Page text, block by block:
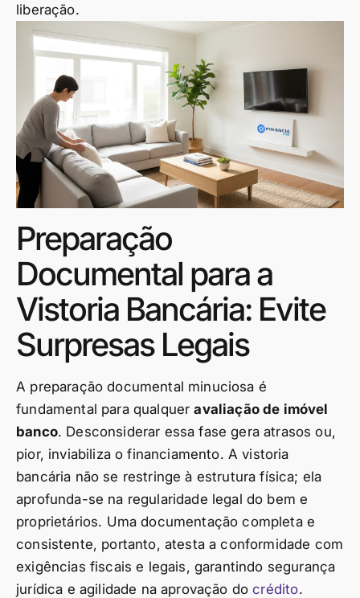
liberação.
Preparação
Documental para a
Vistoria Bancária: Evite
Surpresas Legais
A preparação documental minuciosa é
fundamental para qualqueravaliação de imóvel
banco. Desconsiderar essa fase gera atrasos ou,
pior, inviabiliza o financiamento. A vistoria
bancária não se restringe à estrutura física; ela
aprofunda-se na regularidade legal do bem e
proprietários. Uma documentação completa e
consistente, portanto, atesta a conformidade com
exigências fiscais e legais, garantindo segurança
jurídica e agilidade na aprovação docrédito.